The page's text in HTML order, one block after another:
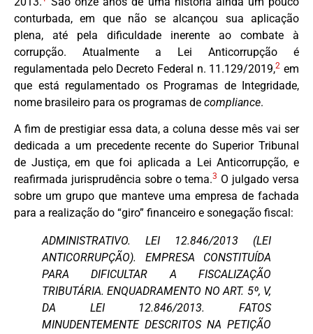
conturbada, em que não se alcançou sua aplicação
plena, até pela dificuldade inerente ao combate à
corrupção. Atualmente a Lei Anticorrupção é
regulamentada pelo Decreto Federal n. 11.129/2019,2 em
que está regulamentado os Programas de Integridade,
nome brasileiro para os programas de compliance.
A fim de prestigiar essa data, a coluna desse mês vai ser
dedicada a um precedente recente do Superior Tribunal
de Justiça, em que foi aplicada a Lei Anticorrupção, e
reafirmada jurisprudência sobre o tema.3 O julgado versa
sobre um grupo que manteve uma empresa de fachada
para a realização do “giro” financeiro e sonegação fiscal:
ADMINISTRATIVO. LEI 12.846/2013 (LEI
ANTICORRUPÇÃO). EMPRESA CONSTITUÍDA
PARA DIFICULTAR A FISCALIZAÇÃO
TRIBUTÁRIA. ENQUADRAMENTO NO ART. 5º, V,
DA LEI 12.846/2013. FATOS
MINUDENTEMENTE DESCRITOS NA PETIÇÃO